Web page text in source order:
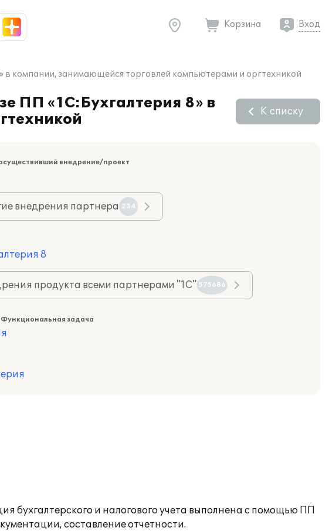
Корзина Вход
в компании, занимающейся торговлей компьютерами и оргтехникой
ПП «1С:Бухгалтерия 8» в
К списку
внедрение/проект
внедрения партнера 234
8
продукта всеми партнерами "1С" 575686
задача
бухгалтерского и налогового учета выполнена с помощью ПП
составление отчетности.